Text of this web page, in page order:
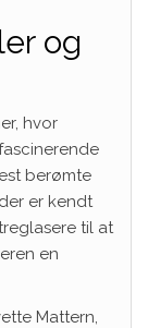
og
hvor
berømte
er kendt
til at
en
Mattern,